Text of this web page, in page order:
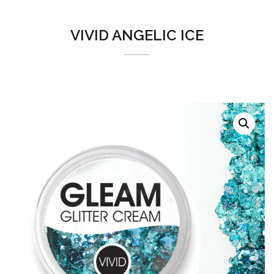
VIVID ANGELIC ICE